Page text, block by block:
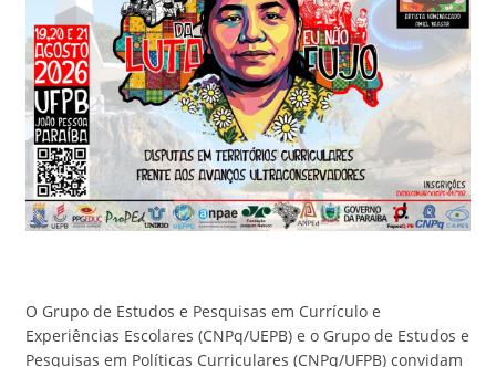
O Grupo de Estudos e Pesquisas em Currículo e
Experiências Escolares (CNPq/UEPB) e o Grupo de Estudos e
Pesquisas em Políticas Curriculares (CNPq/UFPB) convidam